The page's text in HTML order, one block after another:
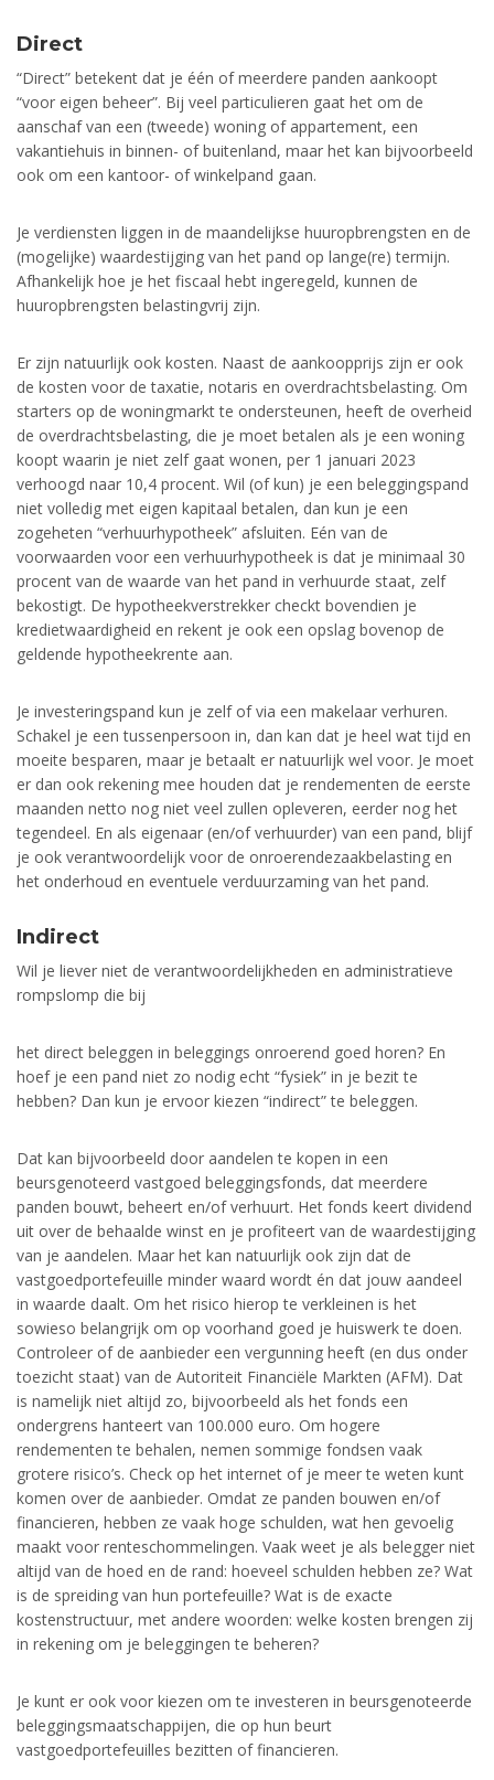
Direct
“Direct” betekent dat je één of meerdere panden aankoopt
“voor eigen beheer”. Bij veel particulieren gaat het om de
aanschaf van een (tweede) woning of appartement, een
vakantiehuis in binnen- of buitenland, maar het kan bijvoorbeeld
ook om een kantoor- of winkelpand gaan.
Je verdiensten liggen in de maandelijkse huuropbrengsten en de
(mogelijke) waardestijging van het pand op lange(re) termijn.
Afhankelijk hoe je het fiscaal hebt ingeregeld, kunnen de
huuropbrengsten belastingvrij zijn.
Er zijn natuurlijk ook kosten. Naast de aankoopprijs zijn er ook
de kosten voor de taxatie, notaris en overdrachtsbelasting. Om
starters op de woningmarkt te ondersteunen, heeft de overheid
de overdrachtsbelasting, die je moet betalen als je een woning
koopt waarin je niet zelf gaat wonen, per 1 januari 2023
verhoogd naar 10,4 procent. Wil (of kun) je een beleggingspand
niet volledig met eigen kapitaal betalen, dan kun je een
zogeheten “verhuurhypotheek” afsluiten. Eén van de
voorwaarden voor een verhuurhypotheek is dat je minimaal 30
procent van de waarde van het pand in verhuurde staat, zelf
bekostigt. De hypotheekverstrekker checkt bovendien je
kredietwaardigheid en rekent je ook een opslag bovenop de
geldende hypotheekrente aan.
Je investeringspand kun je zelf of via een makelaar verhuren.
Schakel je een tussenpersoon in, dan kan dat je heel wat tijd en
moeite besparen, maar je betaalt er natuurlijk wel voor. Je moet
er dan ook rekening mee houden dat je rendementen de eerste
maanden netto nog niet veel zullen opleveren, eerder nog het
tegendeel. En als eigenaar (en/of verhuurder) van een pand, blijf
je ook verantwoordelijk voor de onroerendezaakbelasting en
het onderhoud en eventuele verduurzaming van het pand.
Indirect
Wil je liever niet de verantwoordelijkheden en administratieve
rompslomp die bij
het direct beleggen in beleggings onroerend goed horen? En
hoef je een pand niet zo nodig echt “fysiek” in je bezit te
hebben? Dan kun je ervoor kiezen “indirect” te beleggen.
Dat kan bijvoorbeeld door aandelen te kopen in een
beursgenoteerd vastgoed beleggingsfonds, dat meerdere
panden bouwt, beheert en/of verhuurt. Het fonds keert dividend
uit over de behaalde winst en je profiteert van de waardestijging
van je aandelen. Maar het kan natuurlijk ook zijn dat de
vastgoedportefeuille minder waard wordt én dat jouw aandeel
in waarde daalt. Om het risico hierop te verkleinen is het
sowieso belangrijk om op voorhand goed je huiswerk te doen.
Controleer of de aanbieder een vergunning heeft (en dus onder
toezicht staat) van de Autoriteit Financiële Markten (AFM). Dat
is namelijk niet altijd zo, bijvoorbeeld als het fonds een
ondergrens hanteert van 100.000 euro. Om hogere
rendementen te behalen, nemen sommige fondsen vaak
grotere risico’s. Check op het internet of je meer te weten kunt
komen over de aanbieder. Omdat ze panden bouwen en/of
financieren, hebben ze vaak hoge schulden, wat hen gevoelig
maakt voor renteschommelingen. Vaak weet je als belegger niet
altijd van de hoed en de rand: hoeveel schulden hebben ze? Wat
is de spreiding van hun portefeuille? Wat is de exacte
kostenstructuur, met andere woorden: welke kosten brengen zij
in rekening om je beleggingen te beheren?
Je kunt er ook voor kiezen om te investeren in beursgenoteerde
beleggingsmaatschappijen, die op hun beurt
vastgoedportefeuilles bezitten of financieren.